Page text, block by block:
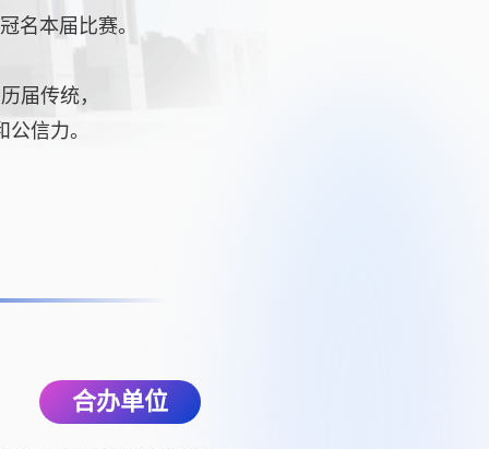
名本届比赛。
届传统，
信力。
合办单位